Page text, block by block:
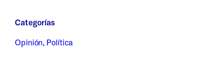
Categorías
Opinión, Política